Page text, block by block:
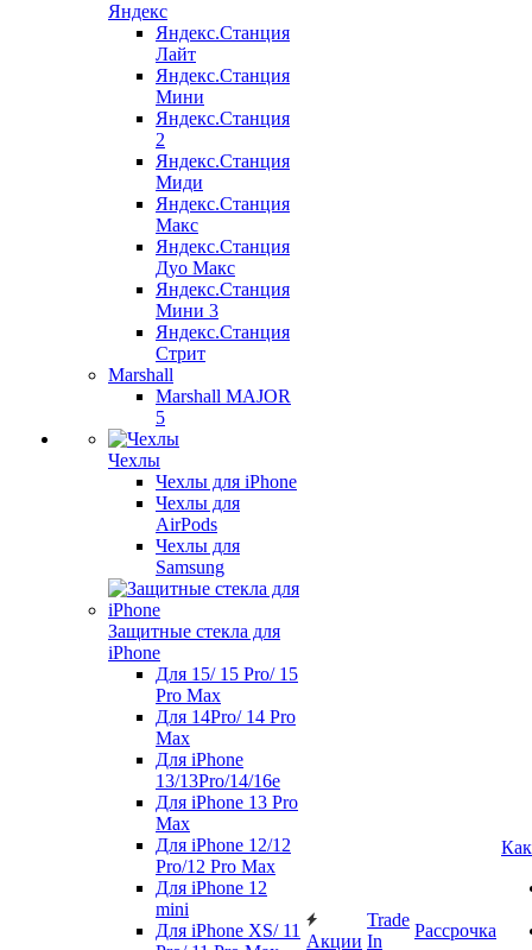
Яндекс
Яндекс.Станция
Лайт
Яндекс.Станция
Мини
Яндекс.Станция
2
Яндекс.Станция
Миди
Яндекс.Станция
Макс
Яндекс.Станция
Дуо Макс
Яндекс.Станция
Мини 3
Яндекс.Станция
Стрит
Marshall
Marshall MAJOR
5
Чехлы
Чехлы для iPhone
Чехлы для
AirPods
Чехлы для
Samsung
Защитные стекла для
iPhone
Для 15/ 15 Pro/ 15
Pro Max
Для 14Pro/ 14 Pro
Max
Для iPhone
13/13Pro/14/16e
Для iPhone 13 Pro
Max
Для iPhone 12/12
Pro/12 Pro Max
Для iPhone 12
mini
Для iPhone XS/ 11
Акции
Trade
In
Рассрочка